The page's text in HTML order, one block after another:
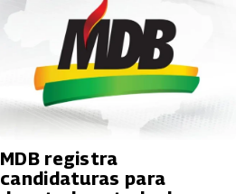
MDB registra
candidaturas para